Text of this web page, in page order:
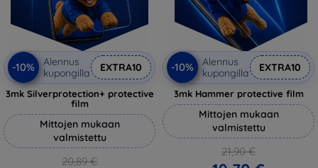
-10%
Alennus
kupongilla
EXTRA10
3mk Silverprotection+ protective
film
Mittojen mukaan
valmistettu
20,89 €
-10%
Alennus
kupongilla
EXTRA10
3mk Hammer protective film
Mittojen mukaan
valmistettu
21,90 €